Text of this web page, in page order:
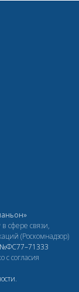
сфере связи,
(Роскомнадзор)
№ФС77–71333
с согласия
.